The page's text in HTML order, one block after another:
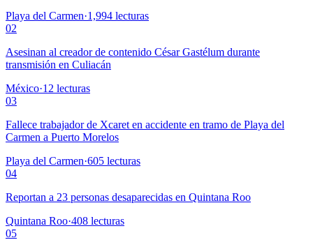
Playa del Carmen·1,994 lecturas
02
Asesinan al creador de contenido César Gastélum durante
transmisión en Culiacán
México·12 lecturas
03
Fallece trabajador de Xcaret en accidente en tramo de Playa del
Carmen a Puerto Morelos
Playa del Carmen·605 lecturas
04
Reportan a 23 personas desaparecidas en Quintana Roo
Quintana Roo·408 lecturas
05